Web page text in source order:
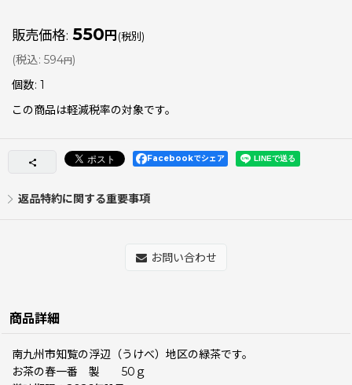
販売価格: 550 円 (税別)
(税込: 594円)
個数: 1
この商品は軽減税率の対象です。
Facebookでシェア
返品特約に関する重要事項
お問い合わせ
商品詳細
南九州市知覧の浮辺（うけべ）地区の緑茶です。
お茶の春一番 製 50ｇ